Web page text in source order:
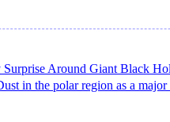
Surprise Around Giant Black
in the polar region as a